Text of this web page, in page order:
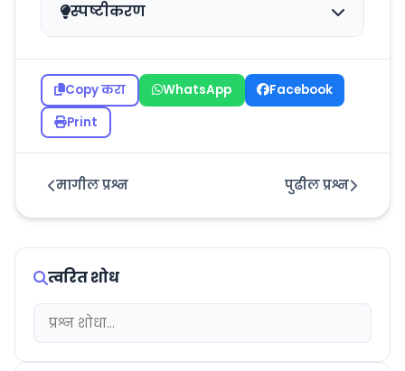
स्पष्टीकरण
Copy करा WhatsApp
Facebook
Print
मागील प्रश्न पुढील प्रश्न
त्वरित शोध